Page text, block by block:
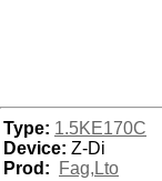
Type: 1.5KE170C
Device: Z-Di
Prod:
Fag,Lto